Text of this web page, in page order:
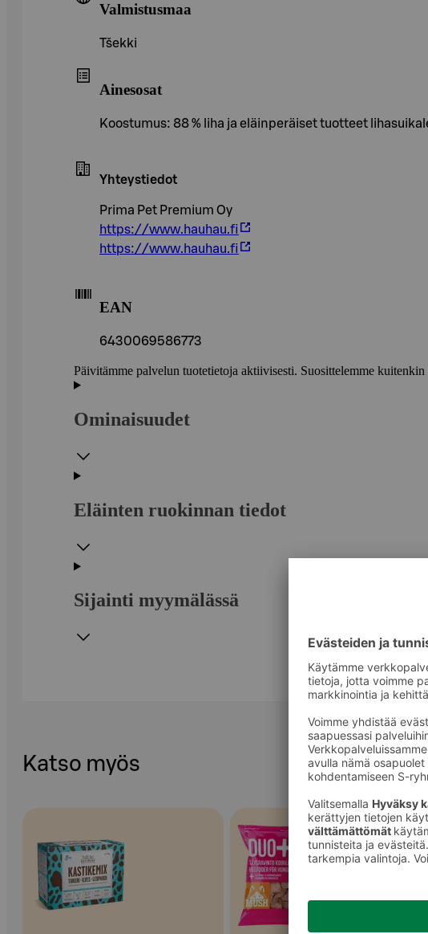
Valmistusmaa
Tšekki
Ainesosat
Koostumus: 88 % liha ja eläinperäiset tuotteet
Yhteystiedot
Prima Pet Premium Oy
https://www.hauhau.fi
https://www.hauhau.fi
EAN
6430069586773
Päivitämme palvelun tuotetietoja aktiivisesti. Suosittelemme
Ominaisuudet
Eläinten ruokinnan tiedot
Sijainti myymälässä
Katso myös